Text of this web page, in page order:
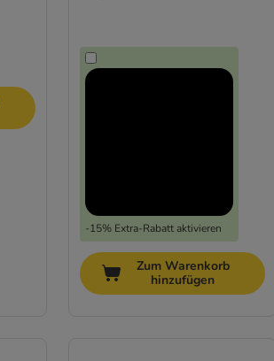
-15% Extra-Rabatt aktivieren
Zum Warenkorb
hinzufügen